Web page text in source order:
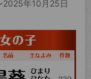
2025年10月25日